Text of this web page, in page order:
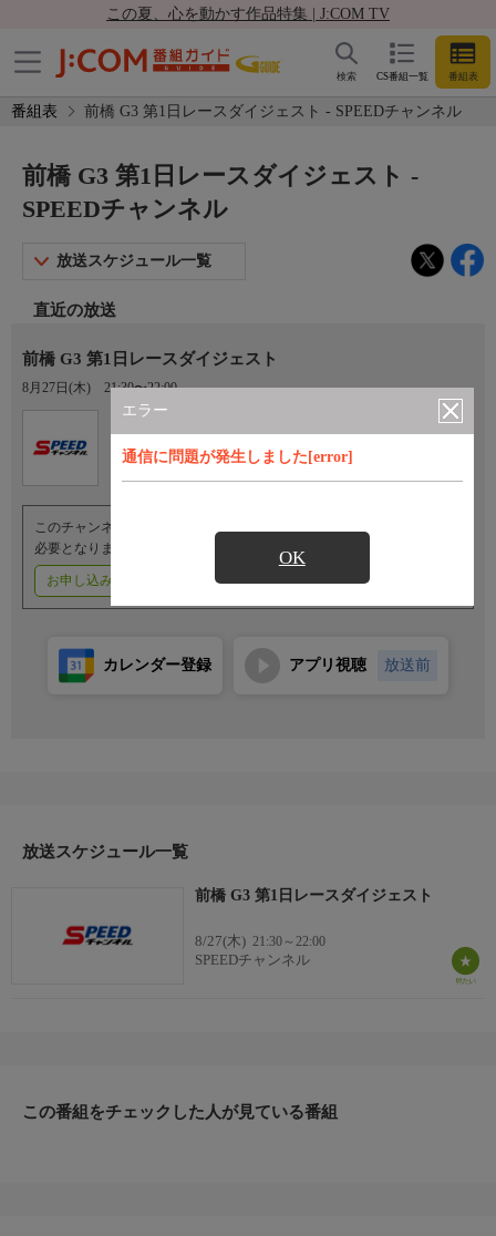
この夏、心を動かす作品特集 | J:COM TV
CS番組一覧 番組表
検索
番組表 前橋 G3 第1日レースダイジェスト - SPEEDチャンネル
エラー
通信に問題が発生しました[error]
OK
前橋 G3 第1日レースダイジェスト -
SPEEDチャンネル
放送スケジュール一覧
直近の放送
前橋 G3 第1日レースダイジェスト
8月27日(木) 21:30〜22:00
このチャンネルのご視聴には、オプションチャンネル(有料)のご契約が
必要となります。
お申し込みはこちら ご利用料金はこちら
カレンダー登録 アプリ視聴 放送前
放送スケジュール一覧
前橋 G3 第1日レースダイジェスト
8/27(木) 21:30～22:00
SPEEDチャンネル
この番組をチェックした人が見ている番組